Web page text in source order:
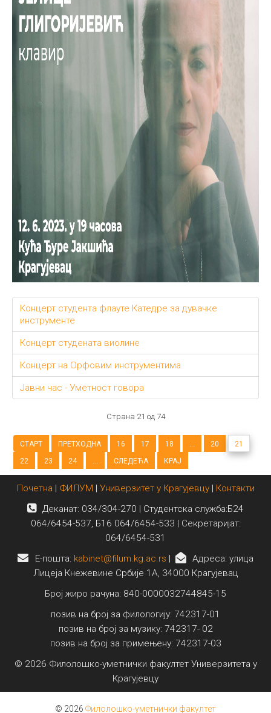
Концерт студента флауте Катедре за дувачке
инструменте
Концерт студената виолине
Концерт на Орфовим инструментима
Jавни час - Уметност говора
Страна 21 од 74
СТАРТ ПРЕТХОДНА 16 17 18 20
21
22
23 24 СЛЕДЕЋА КРАЈ
Почетна | ФИЛУМ | Универзитет у Крагујевцу| Контакти
Деканат: 034/304-270 | Студентска служба:Б24
064/6454-537, Б16 064/6454-533 | Секретаријат:
064/6454-531
E-пошта: kabinet@filum.kg.ac.rs |
Адреса: улица
Лицеја Кнежевине Србије 1А, 34000 Крагујевац
Број жиро рачуна: 840-0000032744845-15
позив на број за филологију: 742317-01
позив на број за музику: 742317- 02
позив на број за примењену: 742317-03
© 2026 Филолошко-уметнички факултет Универзитета у
Крагујевцу
© 2026 Филолошко-уметнички факултет